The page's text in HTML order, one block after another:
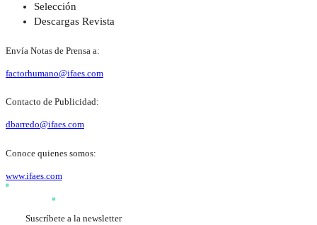
Selección
Descargas Revista
Envía Notas de Prensa a:
factorhumano@ifaes.com
Contacto de Publicidad:
dbarredo@ifaes.com
Conoce quienes somos:
www.ifaes.com
Suscríbete a la newsletter